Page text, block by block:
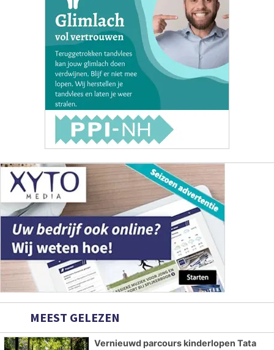
MEEST GELEZEN
Vernieuwd parcours kinderlopen Tata